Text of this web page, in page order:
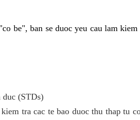
be", ban se duoc yeu cau lam
duc (STDs)
tra cac te bao duoc thu thap tu